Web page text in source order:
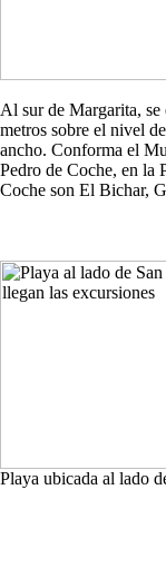
Al sur de Margarita, se
metros sobre el nivel
ancho. Conforma el
Pedro de Coche, en la
Coche son El Bichar,
Playa ubicada al lado